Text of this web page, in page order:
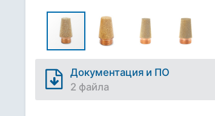
Документация и ПО
2 файла